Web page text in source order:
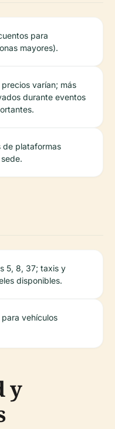
para
mayores).
precios varían; más
durante eventos
de plataformas
5, 8, 37; taxis y
disponibles.
para vehículos
y